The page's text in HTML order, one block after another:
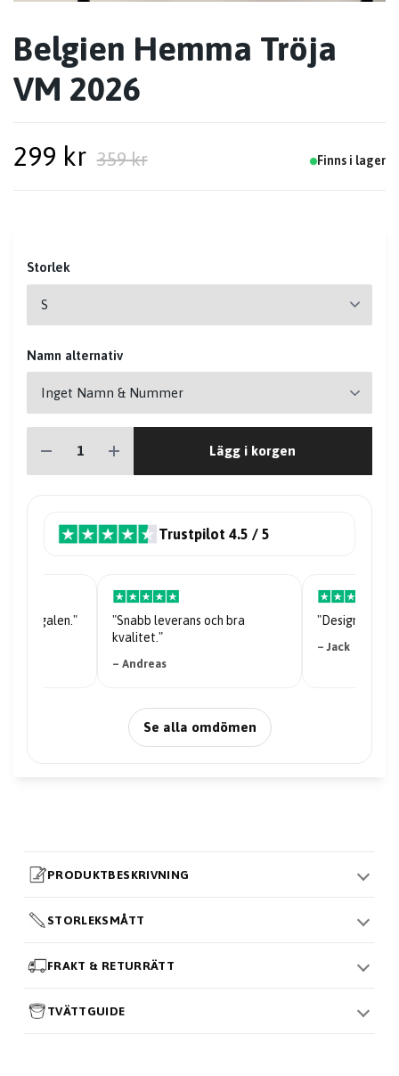
Belgien Hemma Tröja
VM 2026
299 kr 359 kr Finns i lager
Storlek
Namn alternativ
Lägg i korgen
Trustpilot 4.5 / 5
är galen."
"Snabb leverans och bra
kvalitet."
– Andreas
"Designen är
– Jack
Se alla omdömen
PRODUKTBESKRIVNING
STORLEKSMÅTT
FRAKT & RETURRÄTT
TVÄTTGUIDE